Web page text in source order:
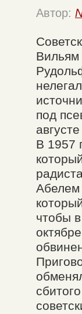
Автор:
Вильям
под
В 1957
Абелем
чтобы